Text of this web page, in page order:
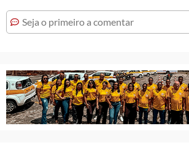
Seja o primeiro a comentar